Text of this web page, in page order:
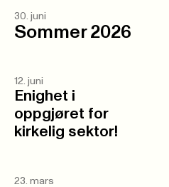
30. juni
Sommer 2026
12. juni
Enighet i
oppgjøret for
kirkelig sektor!
23. mars